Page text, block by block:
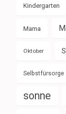
Kindergarten
Mama
Oktober
Selbstfürsorge
sonne